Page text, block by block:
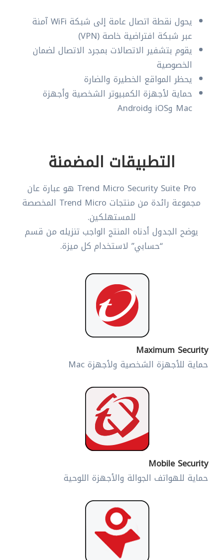
يحول نقطة اتصال عامة إلى شبكة WiFi آمنة
عبر شبكة افتراضية خاصة (VPN)
يقوم بتشفير الاتصالات بمجرد الاتصال لضمان
الخصوصية
يحظر المواقع الخطيرة والضارة
حماية لأجهزة الكمبيوتر الشخصية وأجهزة
Mac وiOS وAndroid
التطبيقات المضمنة
Trend Micro Security Suite Pro هو عبارة عان
مجموعة رائدة من منتجات Trend Micro المخصصة
للمستهلكين.
يوضح الجدول أدناه المنتج الواجب تنزيله من قسم
“حسابي” لاستخدام كل ميزة.
Maximum Security
حماية للأجهزة الشخصية ولأجهزة Mac
Mobile Security
حماية للهواتف الجوالة والأجهزة اللوحية